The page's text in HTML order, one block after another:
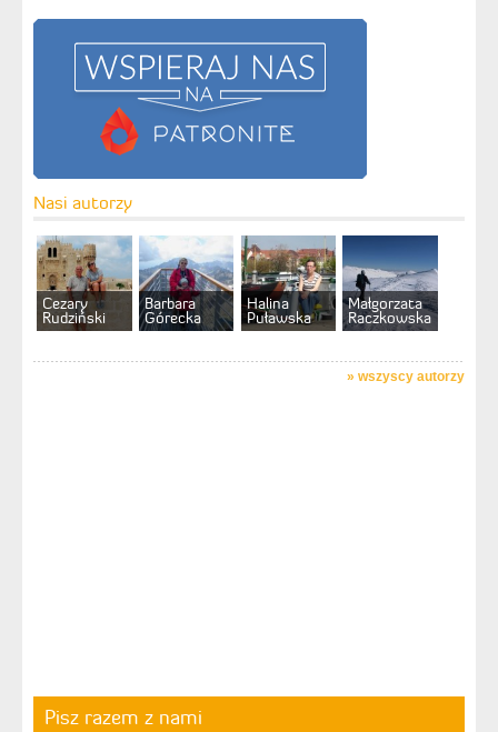
Nasi autorzy
Cezary
Rudziński
Barbara
Górecka
Halina
Puławska
Małgorzata
Raczkowska
» wszyscy autorzy
Pisz razem z nami